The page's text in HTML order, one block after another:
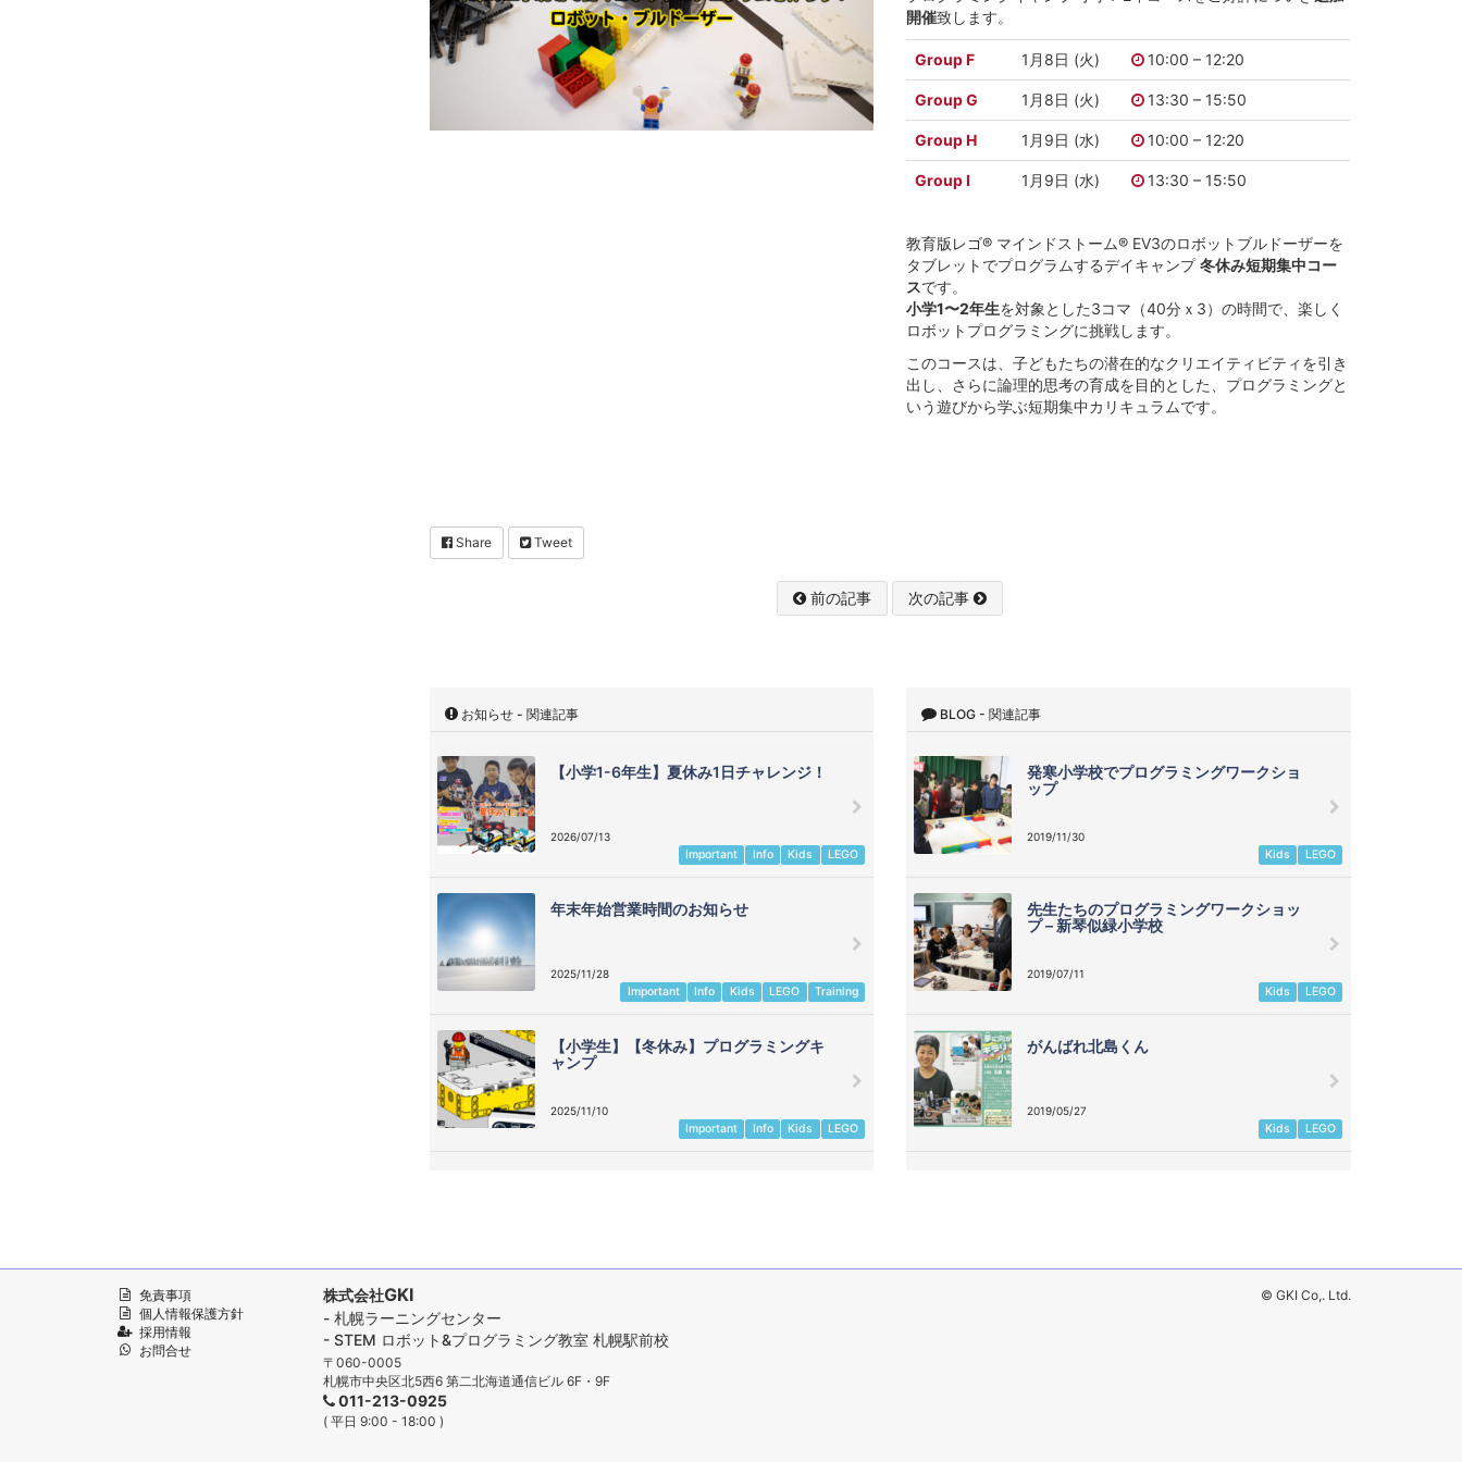
開催致します。
Group F 1月8日 (火) 10:00 – 12:20
Group G 1月8日 (火) 13:30 – 15:50
Group H 1月9日 (水) 10:00 – 12:20
Group I 1月9日 (水) 13:30 – 15:50
教育版レゴ® マインドストーム® EV3のロボットブルドーザーを
タブレットでプログラムするデイキャンプ冬休み短期集中コー
スです。
小学1〜2年生を対象とした3コマ（40分ｘ3）の時間で、楽しく
ロボットプログラミングに挑戦します。
このコースは、子どもたちの潜在的なクリエイティビティを引き
出し、さらに論理的思考の育成を目的とした、プログラミングと
いう遊びから学ぶ短期集中カリキュラムです。
Share Tweet
前の記事 次の記事
お知らせ - 関連記事
【小学1-6年生】夏休み1日チャレンジ！
2026/07/13
Important Info Kids LEGO
年末年始営業時間のお知らせ
2025/11/28
Important Info Kids LEGO Training
【小学生】【冬休み】プログラミングキ
ャンプ
2025/11/10
Important Info Kids LEGO
BLOG - 関連記事
発寒小学校でプログラミングワークショ
ップ
2019/11/30
Kids LEGO
先生たちのプログラミングワークショッ
プ – 新琴似緑小学校
2019/07/11
Kids LEGO
がんばれ北島くん
2019/05/27
Kids LEGO
免責事項
個人情報保護方針
採用情報
お問合せ
株式会社GKI
- 札幌ラーニングセンター
- STEM ロボット&プログラミング教室 札幌駅前校
〒060-0005
札幌市中央区北5西6 第二北海道通信ビル 6F・9F
011-213-0925
( 平日 9:00 - 18:00 )
© GKI Co,. Ltd.